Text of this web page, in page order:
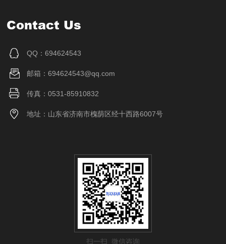
Contact Us
QQ：694624543
邮箱：694624543@qq.com
传真：0531-85910832
地址：山东省济南市槐荫区经十西路6007号
扫一扫 微信咨询